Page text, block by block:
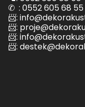
✆ : 0552 605 68 55
📨:
📨:
📨:
📨: